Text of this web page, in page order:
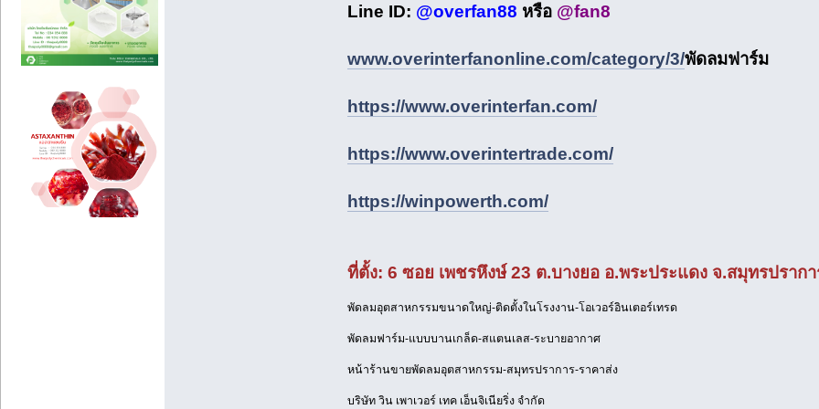
Line ID: @overfan88 หรือ @fan8
www.overinterfanonline.com/category/3/พัดลมฟาร์ม
https://www.overinterfan.com/
https://www.overintertrade.com/
https://winpowerth.com/
ที่ตั้ง: 6 ซอย เพชรหึงษ์ 23 ต.บางยอ อ.พระประแดง จ.สมุทรปรากา
พัดลมอุตสาหกรรมขนาดใหญ่-ติดตั้งในโรงงาน-โอเวอร์อินเตอร์เทรด
พัดลมฟาร์ม-แบบบานเกล็ด-สแตนเลส-ระบายอากาศ
หน้าร้านขายพัดลมอุตสาหกรรม-สมุทรปราการ-ราคาส่ง
บริษัท วิน เพาเวอร์ เทค เอ็นจิเนียริ่ง จำกัด